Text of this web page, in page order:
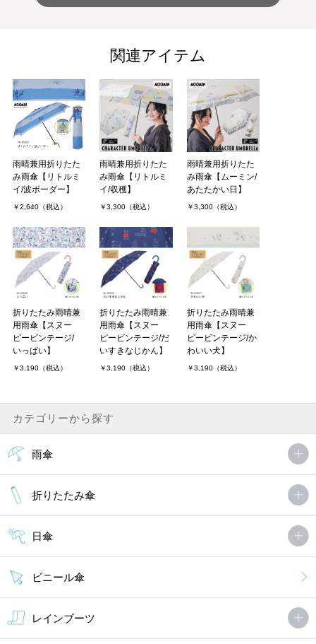
関連アイテム
雨晴兼用折りたた
み雨傘【リトルミ
イ/波ボーダー】
￥2,640（税込）
雨晴兼用折りたた
み雨傘【リトルミ
イ/収穫】
￥3,300（税込）
雨晴兼用折りたた
み雨傘【ムーミン/
あたたかい日】
￥3,300（税込）
折りたたみ雨晴兼
用雨傘【スヌー
ピービンテージ/
いっぱい】
￥3,190（税込）
折りたたみ雨晴兼
用雨傘【スヌー
ピービンテージ/だ
いすきなじかん】
￥3,190（税込）
折りたたみ雨晴兼
用雨傘【スヌー
ピービンテージ/か
わいい犬】
￥3,190（税込）
カテゴリーから探す
雨傘
折りたたみ傘
日傘
ビニール傘
レインブーツ